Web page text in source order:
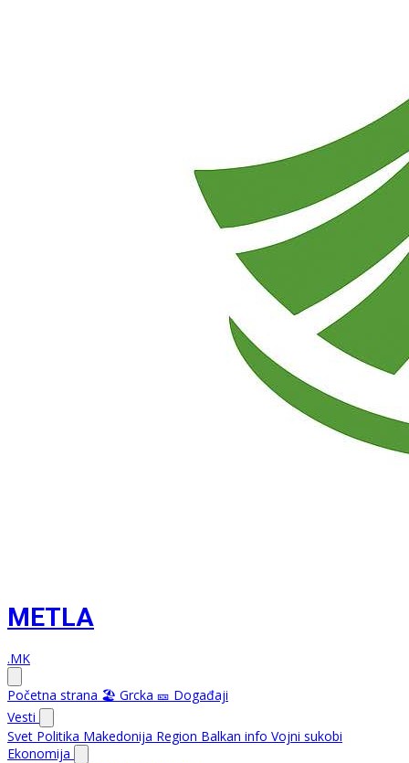
METLA
.MK
Početna strana 🏖️ Grcka 🎫 Događaji
Vesti
Svet Politika Makedonija Region Balkan info Vojni sukobi
Ekonomija